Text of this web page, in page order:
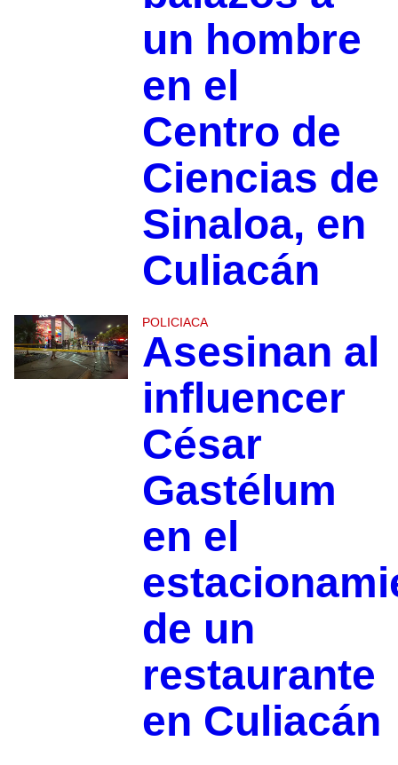
un hombre
en el
Centro de
Ciencias de
Sinaloa, en
Culiacán
POLICIACA
Asesinan al
influencer
César
Gastélum
en el
de un
restaurante
en Culiacán